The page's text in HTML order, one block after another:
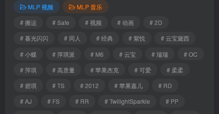
MLP 视频
MLP 音乐
# 搬运
# Safe # 视频 # 动画
# 2D
# 暮光闪闪
# 同人 # 经典 # 紫悦
# 云宝黛西
# 小蝶
# 萍琪派 # M6 # 云宝 # 瑞瑞
# OC
# 萍琪
# 高质量 # 苹果杰克 # 可爱
# 柔柔
# 碧琪
# TS # 2012 # 苹果嘉儿
# RD
# AJ
# FS # RR # TwilightSparkle
# PP